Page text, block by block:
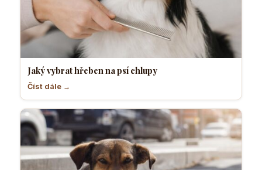
Jaký vybrat hřeben na psí chlupy
Číst dále →